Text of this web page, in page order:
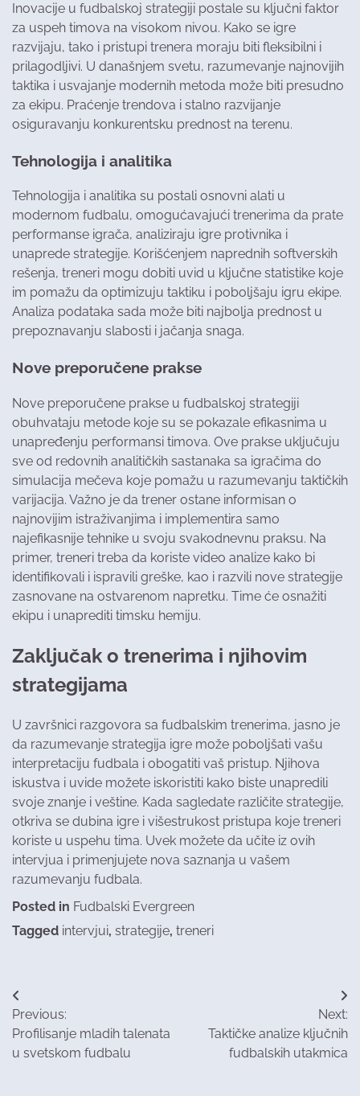
Inovacije u fudbalskoj strategiji postale su ključni faktor
za uspeh timova na visokom nivou. Kako se igre
razvijaju, tako i pristupi trenera moraju biti fleksibilni i
prilagodljivi. U današnjem svetu, razumevanje najnovijih
taktika i usvajanje modernih metoda može biti presudno
za ekipu. Praćenje trendova i stalno razvijanje
osiguravanju konkurentsku prednost na terenu.
Tehnologija i analitika
Tehnologija i analitika su postali osnovni alati u
modernom fudbalu, omogućavajući trenerima da prate
performanse igrača, analiziraju igre protivnika i
unaprede strategije. Korišćenjem naprednih softverskih
rešenja, treneri mogu dobiti uvid u ključne statistike koje
im pomažu da optimizuju taktiku i poboljšaju igru ekipe.
Analiza podataka sada može biti najbolja prednost u
prepoznavanju slabosti i jačanja snaga.
Nove preporučene prakse
Nove preporučene prakse u fudbalskoj strategiji
obuhvataju metode koje su se pokazale efikasnima u
unapređenju performansi timova. Ove prakse uključuju
sve od redovnih analitičkih sastanaka sa igračima do
simulacija mečeva koje pomažu u razumevanju taktičkih
varijacija. Važno je da trener ostane informisan o
najnovijim istraživanjima i implementira samo
najefikasnije tehnike u svoju svakodnevnu praksu. Na
primer, treneri treba da koriste video analize kako bi
identifikovali i ispravili greške, kao i razvili nove strategije
zasnovane na ostvarenom napretku. Time će osnažiti
ekipu i unaprediti timsku hemiju.
Zaključak o trenerima i njihovim
strategijama
U završnici razgovora sa fudbalskim trenerima, jasno je
da razumevanje strategija igre može poboljšati vašu
interpretaciju fudbala i obogatiti vaš pristup. Njihova
iskustva i uvide možete iskoristiti kako biste unapredili
svoje znanje i veštine. Kada sagledate različite strategije,
otkriva se dubina igre i višestrukost pristupa koje treneri
koriste u uspehu tima. Uvek možete da učite iz ovih
intervjua i primenjujete nova saznanja u vašem
razumevanju fudbala.
Posted in Fudbalski Evergreen
Tagged intervjui, strategije, treneri
Post
navigation
Previous:
Profilisanje mladih talenata
u svetskom fudbalu​
Next:
Taktičke analize ključnih
fudbalskih utakmica​